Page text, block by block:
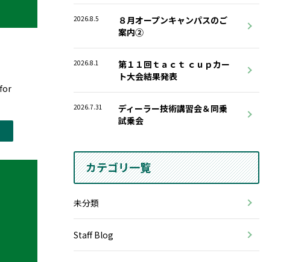
2026.8.5
８月オープンキャンパスのご
案内②
2026.8.1
第１１回ｔａｃｔ ｃｕｐカー
ト大会結果発表
2026.7.31
ディーラー技術講習会＆同乗
試乗会
カテゴリ一覧
未分類
Staff Blog